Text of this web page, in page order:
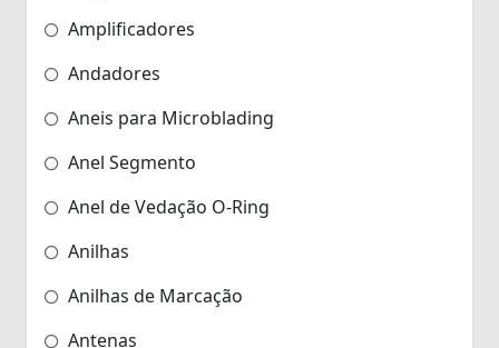
Amplificadores
Andadores
Aneis para Microblading
Anel Segmento
Anel de Vedação O-Ring
Anilhas
Anilhas de Marcação
Antenas